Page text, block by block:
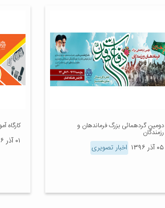
دومین گردهمائی بزرگ فرماندهان و
رزمندگان
۰۵ آذر ۱۳۹۶ اخبار تصویری
کارگاه
۰۱ آذر ۱۳۹۶